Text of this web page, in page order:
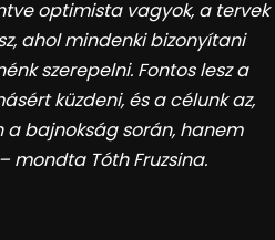
optimista vagyok, a tervek
ahol mindenki bizonyítani
szerepelni. Fontos lesz a
küzdeni, és a célunk az,
bajnokság során, hanem
mondta Tóth Fruzsina.